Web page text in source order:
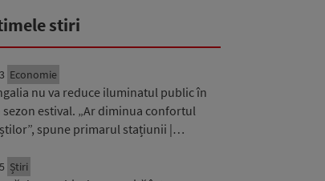
stiri
Economie
nu va reduce iluminatul public în
sezon estival. „Ar diminua confortul
spune primarul stațiunii |…
Știri